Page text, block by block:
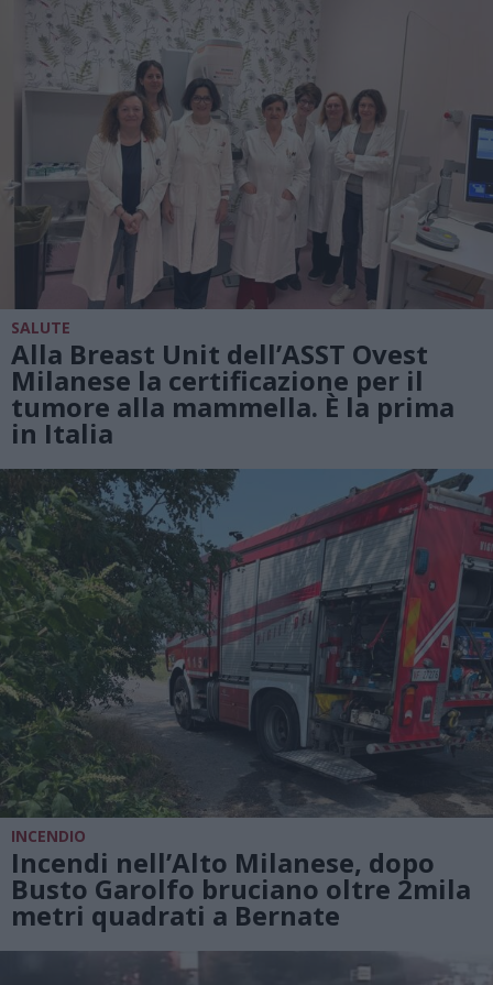
SALUTE
Alla Breast Unit dell’ASST Ovest
Milanese la certificazione per il
tumore alla mammella. È la prima
in Italia
INCENDIO
Incendi nell’Alto Milanese, dopo
Busto Garolfo bruciano oltre 2mila
metri quadrati a Bernate